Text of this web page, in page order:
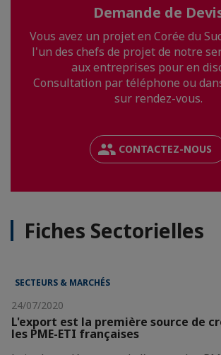
Demande de
Vous avez un projet en Corée du
l'un des chefs de projet de notre
aux entreprises pour en
Consultation par téléphone ou
sur rendez-vous.
CONTACTEZ-NOUS
Fiches Sectorielles
SECTEURS & MARCHÉS
24/07/2020
L'export est la première source de
les PME-ETI françaises